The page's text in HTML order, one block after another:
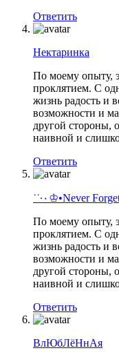
Ответить
Нектаринка
По моему опыту,
проклятием. С
жизнь радость и
возможности и
другой стороны,
наивной и
Ответить
По моему опыту,
проклятием. С
жизнь радость и
возможности и
другой стороны,
наивной и
Ответить
ВлЮбЛёНнАя